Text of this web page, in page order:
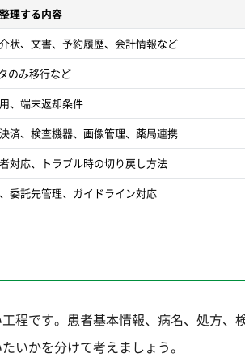
整理する内容
状、文書、予約履歴、会計情報など
のみ移行など
、端末返却条件
済、検査機器、画像管理、薬局連携
対応、トラブル時の切り戻し方法
委託先管理、ガイドライン対応
程です。患者基本情報、病名、処方、
いかを分けて考えましょう。